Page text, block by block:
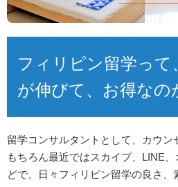
フィリピン留学って
が伸びて、お得なの
留学コンサルタントとして、カウン
もちろん最近ではスカイプ、LINE
どで、日々フィリピン留学の良さ、